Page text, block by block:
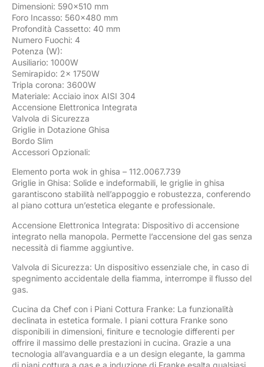
Dimensioni: 590×510 mm
Foro Incasso: 560×480 mm
Profondità Cassetto: 40 mm
Numero Fuochi: 4
Potenza (W):
Ausiliario: 1000W
Semirapido: 2x 1750W
Tripla corona: 3600W
Materiale: Acciaio inox AISI 304
Accensione Elettronica Integrata
Valvola di Sicurezza
Griglie in Dotazione Ghisa
Bordo Slim
Accessori Opzionali:
Elemento porta wok in ghisa – 112.0067.739
Griglie in Ghisa: Solide e indeformabili, le griglie in ghisa
garantiscono stabilità nell’appoggio e robustezza, conferendo
al piano cottura un’estetica elegante e professionale.
Accensione Elettronica Integrata: Dispositivo di accensione
integrato nella manopola. Permette l’accensione del gas senza
necessità di fiamme aggiuntive.
Valvola di Sicurezza: Un dispositivo essenziale che, in caso di
spegnimento accidentale della fiamma, interrompe il flusso del
gas.
Cucina da Chef con i Piani Cottura Franke: La funzionalità
declinata in estetica formale. I piani cottura Franke sono
disponibili in dimensioni, finiture e tecnologie differenti per
offrire il massimo delle prestazioni in cucina. Grazie a una
tecnologia all’avanguardia e a un design elegante, la gamma